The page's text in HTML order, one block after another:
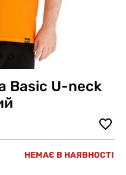
Basic U-neck
НЕМАЄ В НАЯВНОСТІ